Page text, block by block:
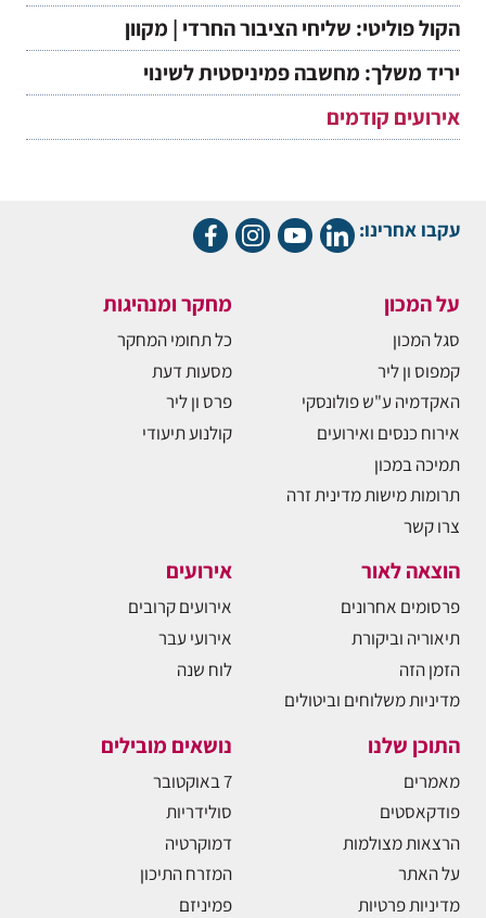
הקול פוליטי: שליחי הציבור החרדי | מקוון
יריד משלך: מחשבה פמיניסטית לשינוי
אירועים קודמים
עקבו אחרינו:
על המכון
סגל המכון
קמפוס ון ליר
האקדמיה ע"ש פולונסקי
אירוח כנסים ואירועים
תמיכה במכון
תרומות מישות מדינית זרה
צרו קשר
מחקר ומנהיגות
כל תחומי המחקר
מסעות דעת
פרס ון ליר
קולנוע תיעודי
הוצאה לאור
פרסומים אחרונים
תיאוריה וביקורת
הזמן הזה
מדיניות משלוחים וביטולים
אירועים
אירועים קרובים
אירועי עבר
לוח שנה
התוכן שלנו
מאמרים
פודקאסטים
הרצאות מצולמות
על האתר
מדיניות פרטיות
נושאים מובילים
7 באוקטובר
סולידריות
דמוקרטיה
המזרח התיכון
פמיניזם